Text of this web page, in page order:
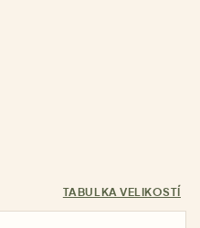
TABULKA VELIKOSTÍ